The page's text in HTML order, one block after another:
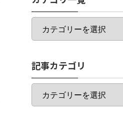
カ
ゴ
一
覧
記事カテゴリ
記
カ